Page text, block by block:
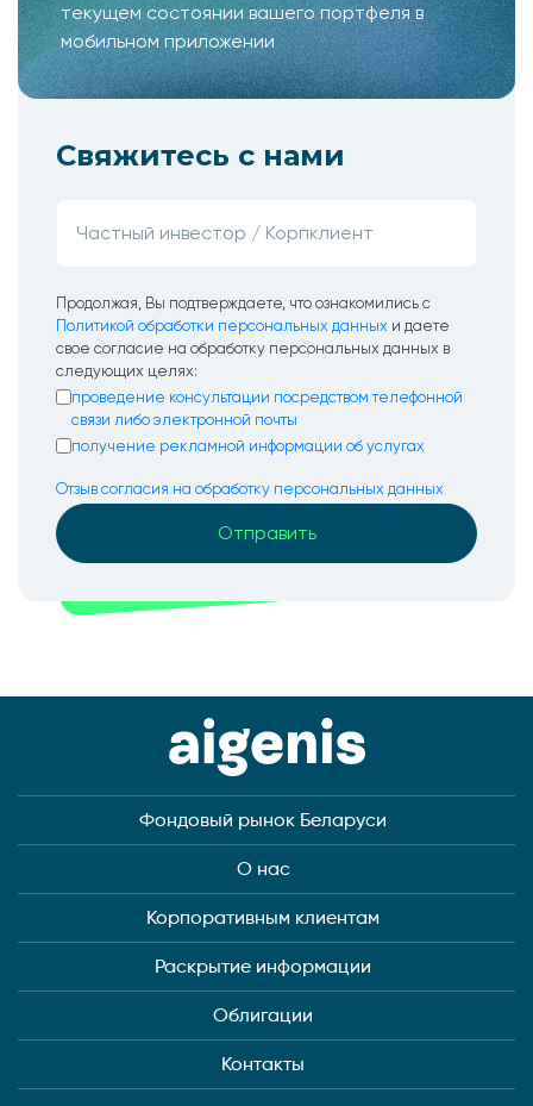
текущем состоянии вашего портфеля в
мобильном приложении
Свяжитесь с нами
Продолжая, Вы подтверждаете, что ознакомились с
Политикой обработки персональных данных и даете
свое согласие на обработку персональных данных в
следующих целях:
проведение консультации посредством телефонной
связи либо электронной почты
получение рекламной информации об услугах
Отзыв согласия на обработку персональных данных
Фондовый рынок Беларуси
О нас
Корпоративным клиентам
Раскрытие информации
Облигации
Контакты